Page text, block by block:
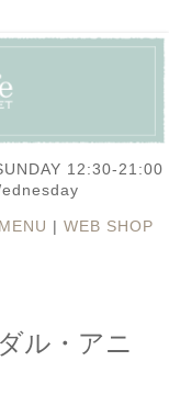
12:30-21:00
| WEB SHOP
ル・アニ